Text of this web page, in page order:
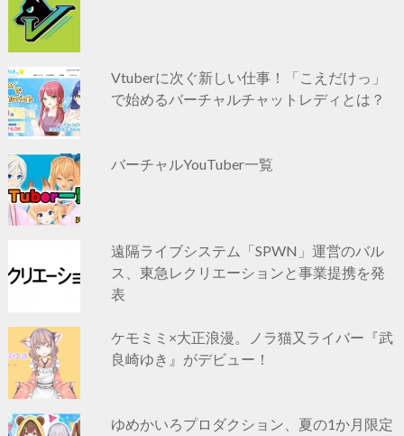
Vtuberに次ぐ新しい仕事！「こえだけっ」
で始めるバーチャルチャットレディとは？
バーチャルYouTuber一覧
遠隔ライブシステム「SPWN」運営のバル
ス、東急レクリエーションと事業提携を発
表
ケモミミ×大正浪漫。ノラ猫又ライバー『武
良崎ゆき』がデビュー！
ゆめかいろプロダクション、夏の1か月限定